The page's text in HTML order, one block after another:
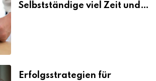
Selbstständige viel Zeit und
Erfolgsstrategien für